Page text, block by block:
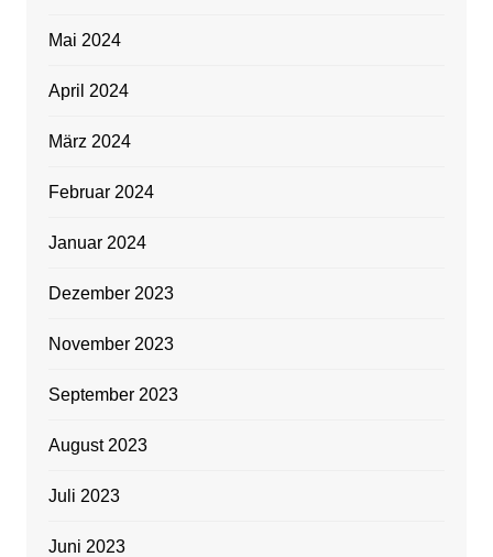
Mai 2024
April 2024
März 2024
Februar 2024
Januar 2024
Dezember 2023
November 2023
September 2023
August 2023
Juli 2023
Juni 2023